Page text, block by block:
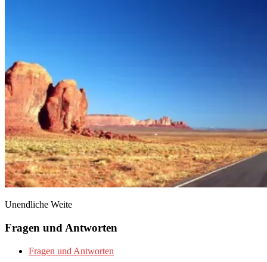
Unendliche Weite
Fragen und Antworten
Fragen und Antworten